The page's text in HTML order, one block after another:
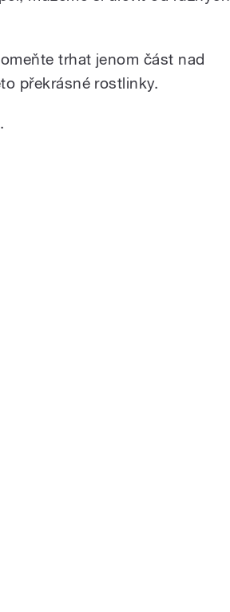
trhat jenom část nad
překrásné rostlinky.